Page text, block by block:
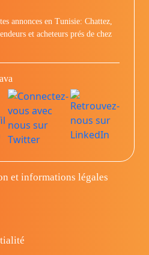
annonces en Tunisie: Chattez,
et acheteurs prés de chez
et informations légales